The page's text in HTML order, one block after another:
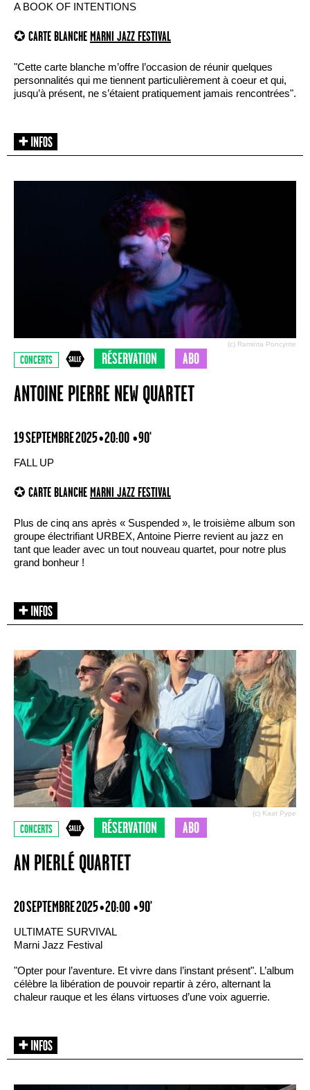
A BOOK OF INTENTIONS
✪ CARTE BLANCHE MARNI JAZZ FESTIVAL
"Cette carte blanche m’offre l’occasion de réunir quelques
personnalités qui me tiennent particulièrement à coeur et qui,
jusqu’à présent, ne s’étaient pratiquement jamais rencontrées".
(c) Raminta Poncynte
CONCERTS RÉSERVATION ABO
ANTOINE PIERRE NEW QUARTET
19 SEPTEMBRE 2025 • 20:00 • 90'
FALL UP
✪ CARTE BLANCHE MARNI JAZZ FESTIVAL
Plus de cinq ans après « Suspended », le troisième album son
groupe électrifiant URBEX, Antoine Pierre revient au jazz en
tant que leader avec un tout nouveau quartet, pour notre plus
grand bonheur !
(c) Kaat Pype
CONCERTS RÉSERVATION ABO
AN PIERLÉ QUARTET
20 SEPTEMBRE 2025 • 20:00 • 90'
ULTIMATE SURVIVAL
Marni Jazz Festival
"Opter pour l’aventure. Et vivre dans l’instant présent". L’album
célèbre la libération de pouvoir repartir à zéro, alternant la
chaleur rauque et les élans virtuoses d’une voix aguerrie.